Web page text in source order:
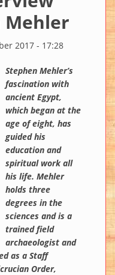
2017 - 17:28
Stephen Mehler’s
fascination with
ancient Egypt,
which began at the
age of eight, has
guided his
education and
spiritual work all
his life. Mehler
holds three
degrees in the
sciences and is a
trained field
archaeologist and
as a Staff
Order,